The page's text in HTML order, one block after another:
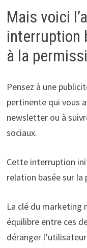
Mais voici
interruption
à la
Pensez à une
pertinente qui vous
newsletter ou à
sociaux.
Cette interruption
relation basée sur la
La clé du marketing
équilibre entre ces
déranger